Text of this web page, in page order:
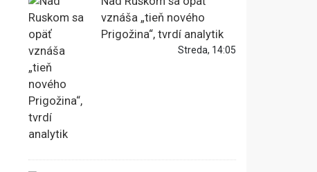
vznáša „tieň nového
Prigožina“, tvrdí analytik
Streda, 14:05